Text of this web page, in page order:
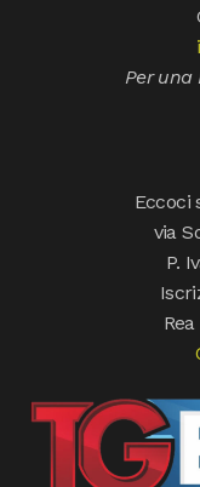
Per una
Eccoci
via
P.